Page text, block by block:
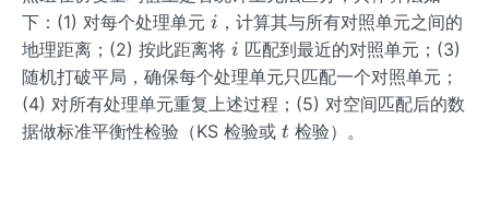
下：(1) 对每个处理单元 i
i ，计算其与所有对照单元之间的
地理距离；(2) 按此距离将 i
i 匹配到最近的对照单元；(3)
随机打破平局，确保每个处理单元只匹配一个对照单元；
(4) 对所有处理单元重复上述过程；(5) 对空间匹配后的数
据做标准平衡性检验（KS 检验或 t
t 检验）。